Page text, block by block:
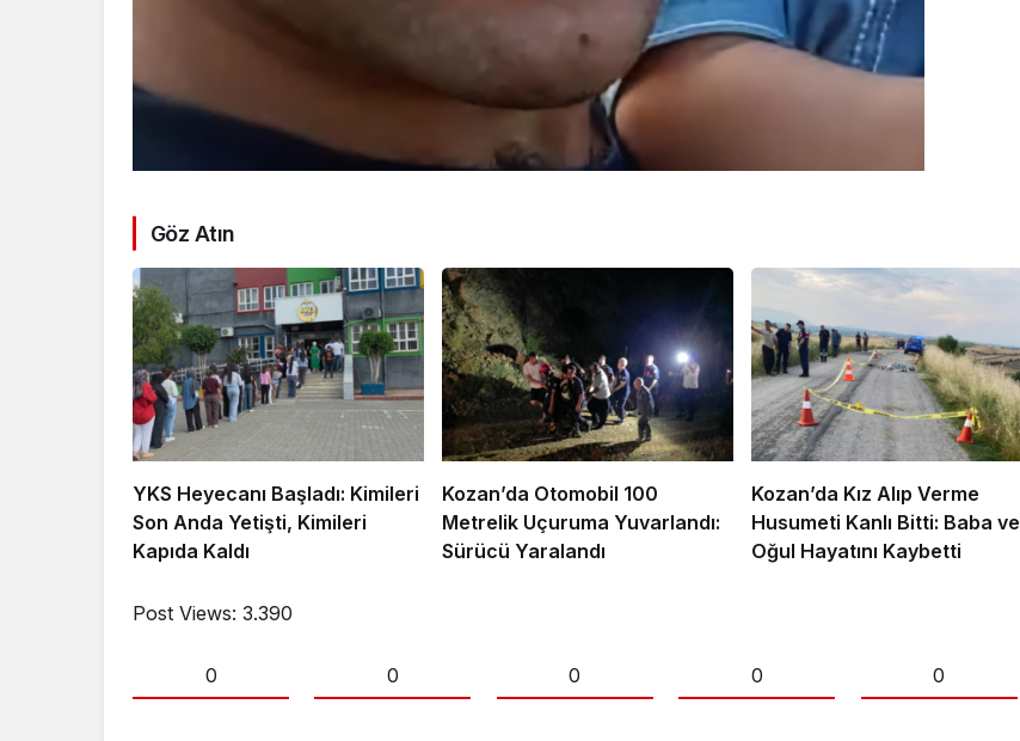
Göz Atın
YKS Heyecanı Başladı: Kimileri
Son Anda Yetişti, Kimileri
Kapıda Kaldı
Kozan’da Otomobil 100
Metrelik Uçuruma Yuvarlandı:
Sürücü Yaralandı
Kozan’da Kız Alıp Verme
Husumeti Kanlı Bitti: Baba ve
Oğul Hayatını Kaybetti
Post Views: 3.390
0 0 0 0 0